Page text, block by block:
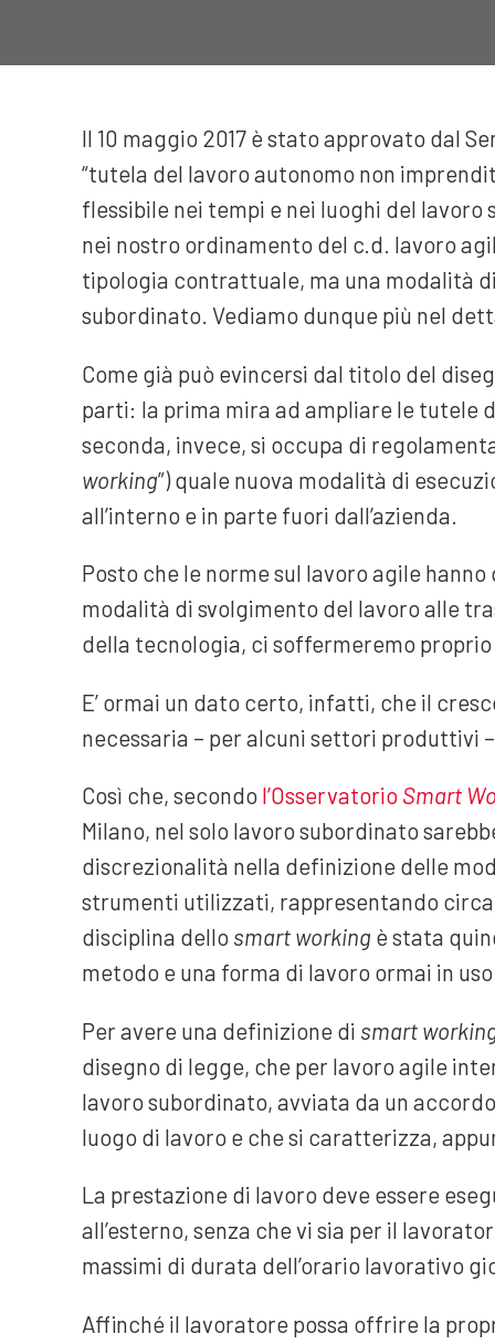
Il 10 maggio 2017 è stato approvato dal
“tutela del lavoro autonomo non
flessibile nei tempi e nei luoghi del lavoro
nei nostro ordinamento del c.d. lavoro
tipologia contrattuale, ma una modalità
subordinato. Vediamo dunque più nel
Come già può evincersi dal titolo del
parti: la prima mira ad ampliare le tutele
seconda, invece, si occupa di
working”) quale nuova modalità di
all’interno e in parte fuori dall’azienda.
Posto che le norme sul lavoro agile
modalità di svolgimento del lavoro alle
della tecnologia, ci soffermeremo
E’ ormai un dato certo, infatti, che il
necessaria – per alcuni settori produttivi
Così che, secondo l’Osservatorio Smart
Milano, nel solo lavoro subordinato
discrezionalità nella definizione delle
strumenti utilizzati, rappresentando
disciplina dello smart working è stata
metodo e una forma di lavoro ormai in
Per avere una definizione di smart
disegno di legge, che per lavoro agile
lavoro subordinato, avviata da un
luogo di lavoro e che si caratterizza,
La prestazione di lavoro deve essere
all’esterno, senza che vi sia per il
massimi di durata dell’orario lavorativo
Affinché il lavoratore possa offrire la